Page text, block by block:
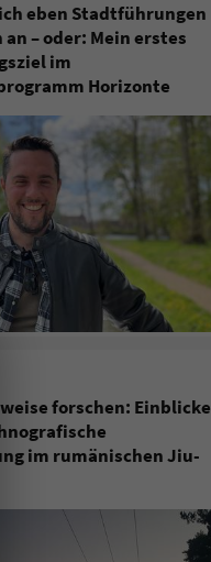
eben Stadtführungen
– oder: Mein erstes
im
Horizonte
forschen: Einblicke
im rumänischen Jiu-